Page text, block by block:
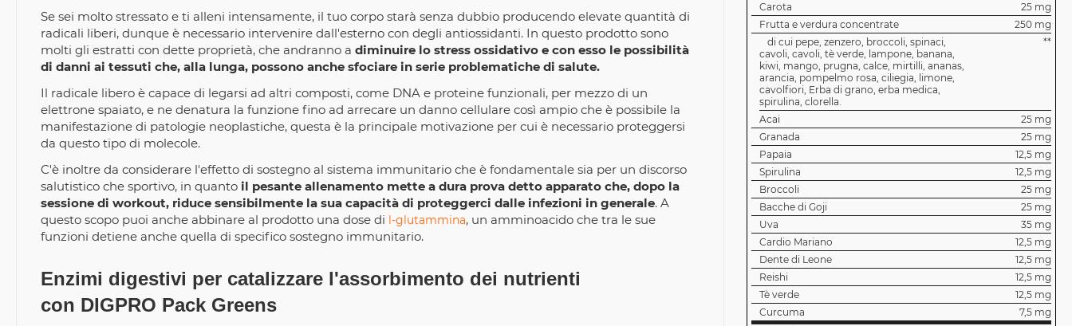
Se sei molto stressato e ti alleni intensamente, il tuo corpo starà senza dubbio producendo elevate quantità di
radicali liberi, dunque è necessario intervenire dall'esterno con degli antiossidanti. In questo prodotto sono
molti gli estratti con dette proprietà, che andranno a diminuire lo stress ossidativo e con esso le possibilità
di danni ai tessuti che, alla lunga, possono anche sfociare in serie problematiche di salute.
Il radicale libero è capace di legarsi ad altri composti, come DNA e proteine funzionali, per mezzo di un
elettrone spaiato, e ne denatura la funzione fino ad arrecare un danno cellulare così ampio che è possibile la
manifestazione di patologie neoplastiche, questa è la principale motivazione per cui è necessario proteggersi
da questo tipo di molecole.
C'è inoltre da considerare l'effetto di sostegno al sistema immunitario che è fondamentale sia per un discorso
salutistico che sportivo, in quanto il pesante allenamento mette a dura prova detto apparato che, dopo la
sessione di workout, riduce sensibilmente la sua capacità di proteggerci dalle infezioni in generale. A
questo scopo puoi anche abbinare al prodotto una dose di l-glutammina, un amminoacido che tra le sue
funzioni detiene anche quella di specifico sostegno immunitario.
Enzimi digestivi per catalizzare l'assorbimento dei nutrienti
con DIGPRO Pack Greens
Carota
25 mg
Frutta e verdura concentrate
250 mg
di cui pepe, zenzero, broccoli, spinaci,
cavoli, cavoli, tè verde, lampone, banana,
kiwi, mango, prugna, calce, mirtilli, ananas,
arancia, pompelmo rosa, ciliegia, limone,
cavolfiori, Erba di grano, erba medica,
spirulina, clorella.
**
Acai
25 mg
Granada
25 mg
Papaia
12,5 mg
Spirulina
12,5 mg
Broccoli
25 mg
Bacche di Goji
25 mg
Uva
35 mg
Cardio Mariano
12,5 mg
Dente di Leone
12,5 mg
Reishi
12,5 mg
Tè verde
12,5 mg
Curcuma
7,5 mg